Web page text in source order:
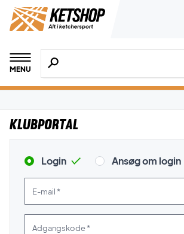
MENU
Søg efter produkter, mærker etc.
Klubportal
Login Ansøg om login